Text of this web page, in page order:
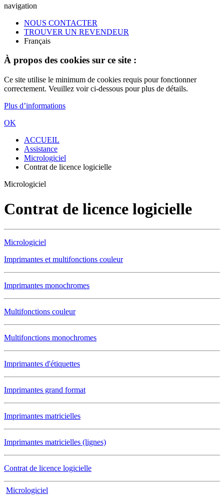
navigation
NOUS CONTACTER
TROUVER UN REVENDEUR
Français
À propos des cookies sur ce site :
Ce site utilise le minimum de cookies requis pour fonctionner
correctement. Veuillez voir ci-dessous pour plus de détails.
Plus d’informations
OK
ACCUEIL
Assistance
Micrologiciel
Contrat de licence logicielle
Micrologiciel
Contrat de licence logicielle
Micrologiciel
Imprimantes et multifonctions couleur
Imprimantes monochromes
Multifonctions couleur
Multifonctions monochromes
Imprimantes d'étiquettes
Imprimantes grand format
Imprimantes matricielles
Imprimantes matricielles (lignes)
Contrat de licence logicielle
Micrologiciel